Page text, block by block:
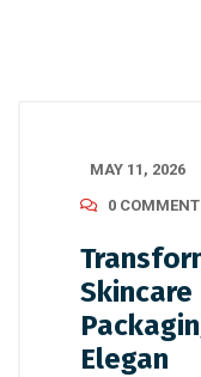
MAY 11, 2026
0
Elegan